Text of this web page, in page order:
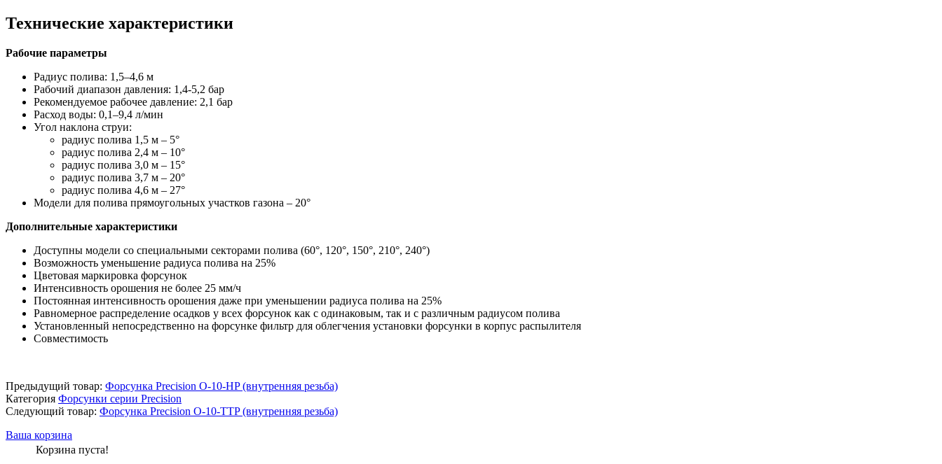
Технические характеристики
Рабочие параметры
Радиус полива: 1,5–4,6 м
Рабочий диапазон давления: 1,4-5,2 бар
Рекомендуемое рабочее давление: 2,1 бар
Расход воды: 0,1–9,4 л/мин
Угол наклона струи:
радиус полива 1,5 м – 5°
радиус полива 2,4 м – 10°
радиус полива 3,0 м – 15°
радиус полива 3,7 м – 20°
радиус полива 4,6 м – 27°
Модели для полива прямоугольных участков газона – 20°
Дополнительные характеристики
Доступны модели со специальными секторами полива (60°, 120°, 150°, 210°, 240°)
Возможность уменьшение радиуса полива на 25%
Цветовая маркировка форсунок
Интенсивность орошения не более 25 мм/ч
Постоянная интенсивность орошения даже при уменьшении радиуса полива на 25%
Равномерное распределение осадков у всех форсунок как с одинаковым, так и с различным радиусом полива
Установленный непосредственно на форсунке фильтр для облегчения установки форсунки в корпус распылителя
Совместимость
Предыдущий товар: Форсунка Precision O-10-HP (внутренняя резьба)
Категория Форсунки серии Precision
Следующий товар: Форсунка Precision O-10-TTP (внутренняя резьба)
Ваша корзина
Корзина пуста!